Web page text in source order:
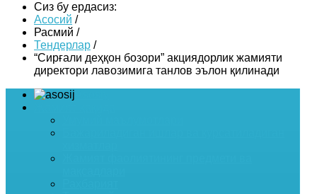
Сиз бу ердасиз:
Асосий /
Расмий /
Тендерлар /
“Сирғали деҳқон бозори” акциядорлик жамияти
директори лавозимига танлов эълон қилинади